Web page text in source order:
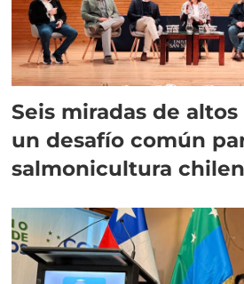
Seis miradas de
un desafío común
salmonicultura